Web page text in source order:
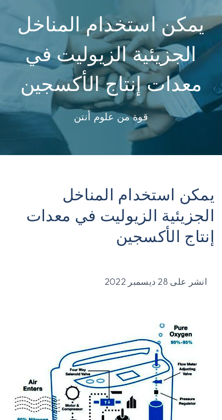
يمكن استخدام المناخل
الجزيئية الزيوليت في
معدات إنتاج الأكسجين
قوة من علوم أنتن
يمكن استخدام المناخل
الجزيئية الزيوليت في معدات
إنتاج الأكسجين
انشر على 28 ديسمبر 2022